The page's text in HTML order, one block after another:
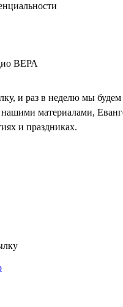
ВЕРА
и раз в неделю мы будем
материалами,
и праздниках.